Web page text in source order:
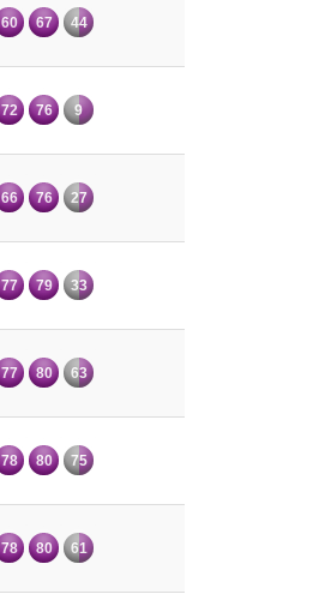
60 67 44
72 76 9
66 76 27
77 79 33
77 80 63
78 80 75
78 80 61